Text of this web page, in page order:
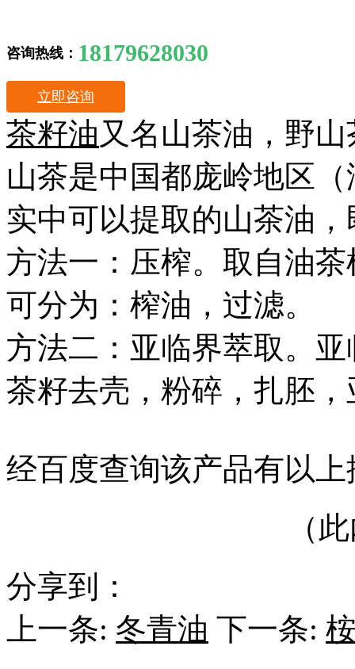
咨询热线： 18179628030
立即咨询
茶籽油又名山茶油，野
山茶是中国都庞岭地区
实中可以提取的山茶油，
方法一：压榨。取自油
可分为：榨油，过滤。
方法二：亚临界萃取。
茶籽去壳，粉碎，扎胚
经百度查询该产品有以上
（
分享到：
上一条: 冬青油 下一条: